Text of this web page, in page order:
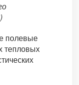
полевые
тепловых